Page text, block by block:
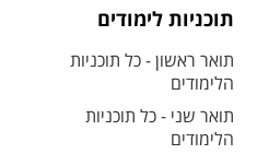
תוכניות לימודים
תואר ראשון - כל תוכניות
הלימודים
תואר שני - כל תוכניות
הלימודים